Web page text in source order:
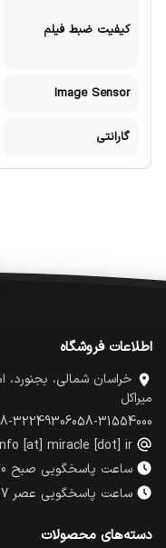
کیفیت ضبط فیلم
Image Sensor
گارانتی
اطلاعات فروشگاه
خراسان شمالی، بجنورد،
میراکل
058-31554000
32249306
[at] miracle [dot] ir
ساعت پاسخگویی صبح 8:30 الی 13:30
ساعت پاسخگویی عصر 17 الی 21
دسته‌های محصولات